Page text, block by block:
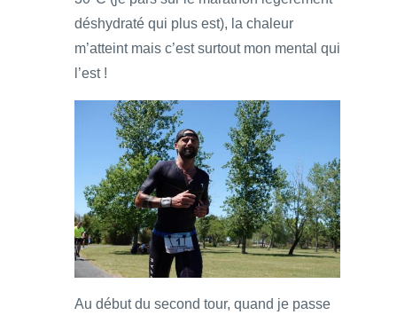
déshydraté qui plus est), la chaleur
m’atteint mais c’est surtout mon mental qui
l’est !
Au début du second tour, quand je passe